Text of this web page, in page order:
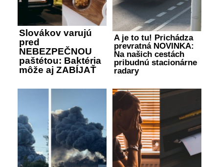
Slovákov varujú
pred
NEBEZPEČNOU
paštétou: Baktéria
môže aj ZABÍJAŤ
A je to tu! Prichádza
prevratná NOVINKA:
Na našich cestách
pribudnú stacionárne
radary